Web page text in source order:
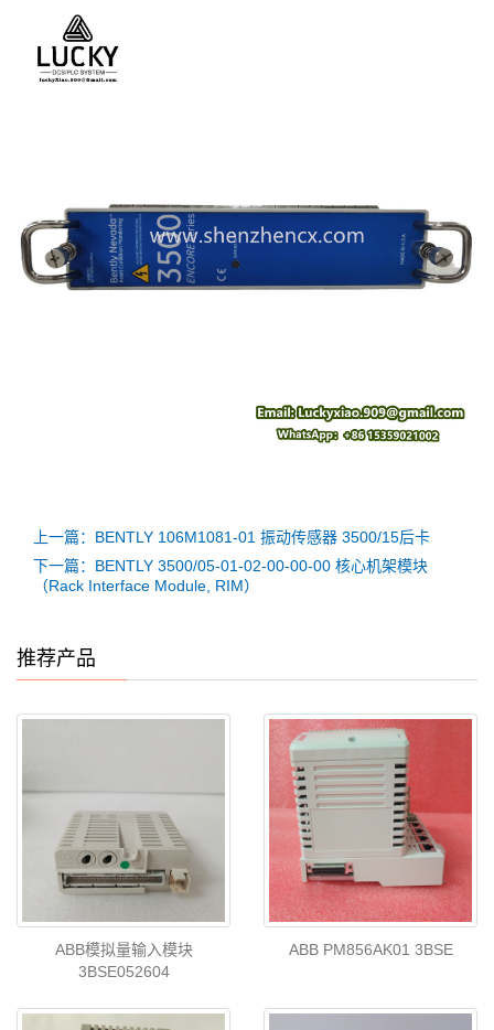
上一篇：BENTLY 106M1081-01 振动传感器 3500/15后卡
下一篇：BENTLY 3500/05-01-02-00-00-00 核心机架模块
（Rack Interface Module, RIM）
推荐产品
ABB模拟量输入模块
3BSE052604
ABB PM856AK01 3BSE